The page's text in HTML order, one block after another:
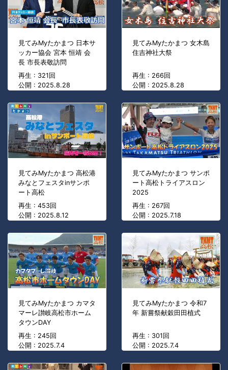
見てみMyたかまつ 日本サ
ッカー協会 宮本 恒靖 会
長 市長表敬訪問
再生 : 321回
公開 : 2025.8.28
見てみMyたかまつ 女木島
住吉神社大祭
再生 : 266回
公開 : 2025.8.28
見てみMyたかまつ 高松港
みなとフェスタinサンポ
ート高松
再生 : 453回
公開 : 2025.8.12
見てみMyたかまつ サンポ
ート高松トライアスロン
2025
再生 : 267回
公開 : 2025.7.18
見てみMyたかまつ カマタ
マーレ讃岐高松市ホーム
タウンDAY
再生 : 245回
公開 : 2025.7.4
見てみMyたかまつ 令和7
年 新嘗祭献穀田田植式
再生 : 301回
公開 : 2025.7.4